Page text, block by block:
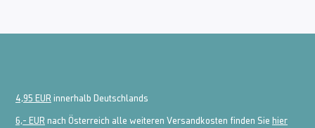
4,95 EUR innerhalb Deutschlands
6,- EUR nach Österreich alle weiteren Versandkosten finden Sie hier